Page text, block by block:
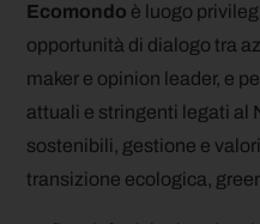
Ecomondo è luogo
opportunità di dialogo tra
maker e opinion leader, e
attuali e stringenti legati al
sostenibili, gestione e
transizione ecologica,